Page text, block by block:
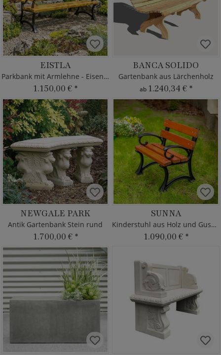
EISTLA
Parkbank mit Armlehne - Eisen & Holz
1.150,00 € *
BANCA SOLIDO
Gartenbank aus Lärchenholz
ab 1.240,34 € *
NEWGALE PARK
Antik Gartenbank Stein rund
1.700,00 € *
SUNNA
Kinderstuhl aus Holz und Gusseisen
1.090,00 € *